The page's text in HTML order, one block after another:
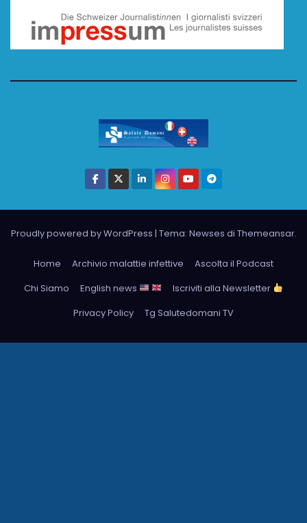
Proudly powered by WordPress | Tema: Newses di Themeansar.
Home Archivio malattie infettive
Ascolta il Podcast
Chi Siamo
English news
Iscriviti alla Newsletter
Privacy Policy
Tg Salutedomani TV